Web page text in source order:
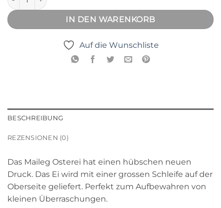
IN DEN WARENKORB
Auf die Wunschliste
BESCHREIBUNG
REZENSIONEN (0)
Das Maileg Osterei hat einen hübschen neuen
Druck. Das Ei wird mit einer grossen Schleife auf der
Oberseite geliefert. Perfekt zum Aufbewahren von
kleinen Überraschungen.